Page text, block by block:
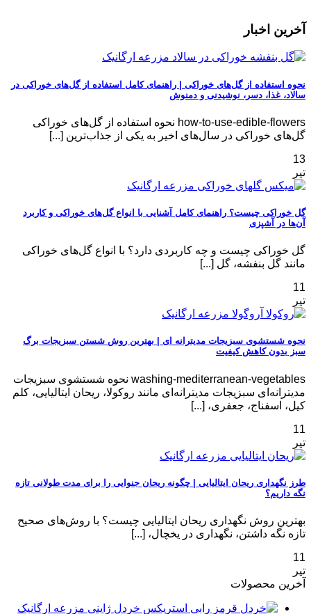
آخرین اخبار
نحوه استفاده از گل‌های خوراکی | راهنمای کامل استفاده از گل‌های خوراکی در
سالاد، غذا، دسر، نوشیدنی و دمنوش
how-to-use-edible-flowers نحوه استفاده از گل‌های خوراکی
گل‌های خوراکی در سال‌های اخیر به یکی از جذاب‌ترین [...]
13
تیر
گل خوراکی چیست؟ راهنمای کامل آشنایی با انواع گل‌های خوراکی و کاربرد
آن‌ها در آشپزی
گل خوراکی چیست و چه کاربردی دارد؟ با انواع گل‌های خوراکی
مانند گل بنفشه، گل [...]
11
تیر
نحوه شستشوی سبزیجات مدیترانه‌ ای | بهترین روش شستن سبزیجات برگ
سبز بدون کاهش کیفیت
washing-mediterranean-vegetables نحوه شستشوی سبزیجات
مدیترانه‌ای سبزیجات مدیترانه‌ای مانند روکولا، ریحان ایتالیایی، کلم
کیل، اسفناج، جعفری، [...]
11
تیر
طرز نگهداری ریحان ایتالیایی | چگونه ریحان جنوایی را برای مدت طولانی تازه
نگه داریم؟
بهترین روش نگهداری ریحان ایتالیایی چیست؟ با روش‌های صحیح
تازه نگه داشتن، نگهداری در یخچال، [...]
11
تیر
آخرین محصولات